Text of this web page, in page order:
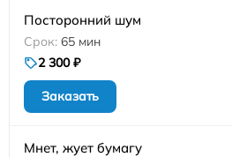
Посторонний шум
65 мин
2 300 ₽
Заказать
Мнет, жует бумагу